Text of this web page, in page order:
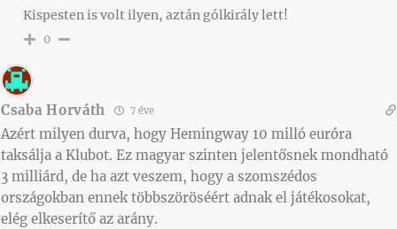
Kispesten is volt ilyen, aztán gólkirály lett!
0
Csaba Horváth 7 éve
Azért milyen durva, hogy Hemingway 10 milló euróra
taksálja a Klubot. Ez magyar szinten jelentősnek mondható
3 milliárd, de ha azt veszem, hogy a szomszédos
országokban ennek többszöröséért adnak el játékosokat,
elég elkeserítő az arány.